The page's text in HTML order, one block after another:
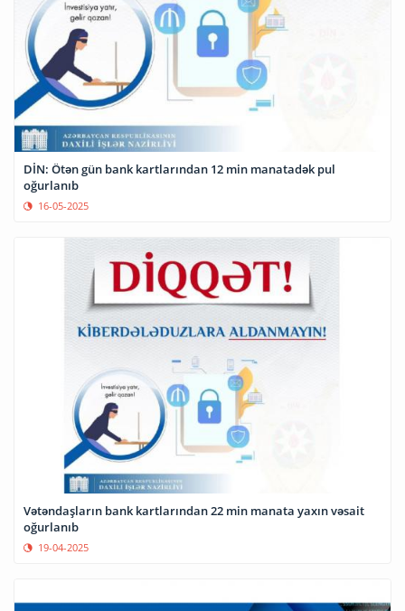
DİN: Ötən gün bank kartlarından 12 min manatadək pul
oğurlanıb
16-05-2025
Vətəndaşların bank kartlarından 22 min manata yaxın vəsait
oğurlanıb
19-04-2025